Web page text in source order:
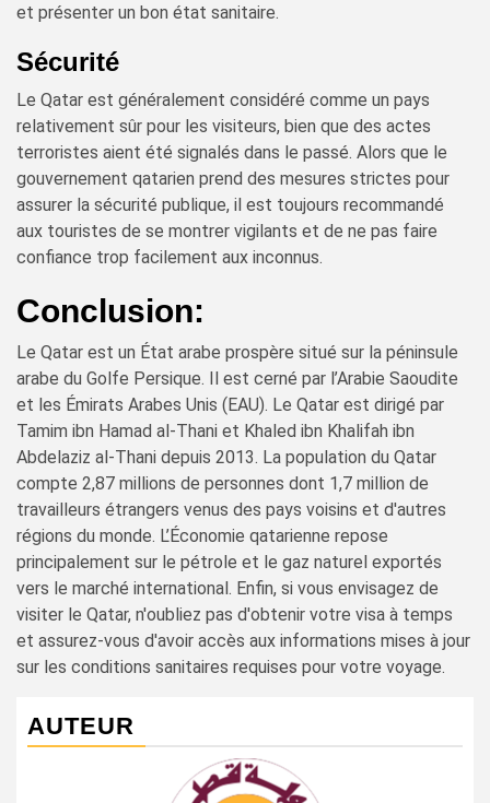
et présenter un bon état sanitaire.
Sécurité
Le Qatar est généralement considéré comme un pays
relativement sûr pour les visiteurs, bien que des actes
terroristes aient été signalés dans le passé. Alors que le
gouvernement qatarien prend des mesures strictes pour
assurer la sécurité publique, il est toujours recommandé
aux touristes de se montrer vigilants et de ne pas faire
confiance trop facilement aux inconnus.
Conclusion:
Le Qatar est un État arabe prospère situé sur la péninsule
arabe du Golfe Persique. Il est cerné par l’Arabie Saoudite
et les Émirats Arabes Unis (EAU). Le Qatar est dirigé par
Tamim ibn Hamad al-Thani et Khaled ibn Khalifah ibn
Abdelaziz al-Thani depuis 2013. La population du Qatar
compte 2,87 millions de personnes dont 1,7 million de
travailleurs étrangers venus des pays voisins et d'autres
régions du monde. L’Économie qatarienne repose
principalement sur le pétrole et le gaz naturel exportés
vers le marché international. Enfin, si vous envisagez de
visiter le Qatar, n'oubliez pas d'obtenir votre visa à temps
et assurez-vous d'avoir accès aux informations mises à jour
sur les conditions sanitaires requises pour votre voyage.
AUTEUR